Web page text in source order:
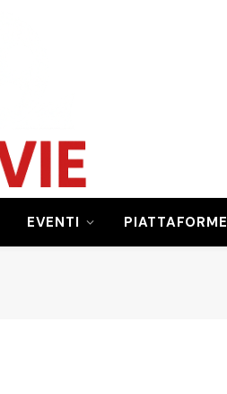
EVENTI PIATTAFORME